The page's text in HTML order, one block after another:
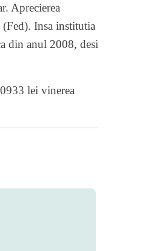
Aprecierea
Insa institutia
din anul 2008, desi
lei vinerea